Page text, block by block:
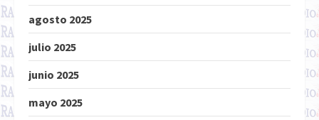
agosto 2025
julio 2025
junio 2025
mayo 2025